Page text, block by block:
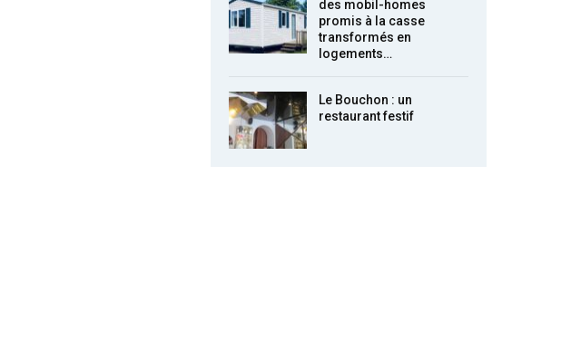
des mobil-homes
promis à la casse
transformés en
logements…
Le Bouchon : un
restaurant festif